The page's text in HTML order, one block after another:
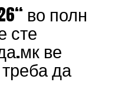
во полн
сте
ве
да